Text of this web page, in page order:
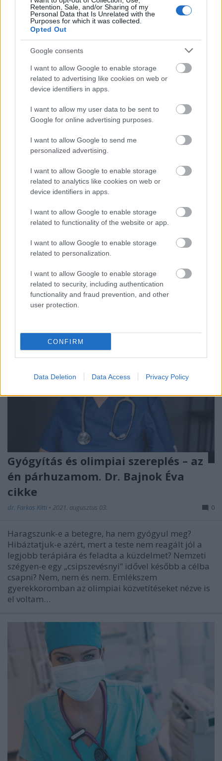
Retention, Sale, and/or Sharing of my
Personal Data that Is Unrelated with the
Purposes for which it was collected.
Opted Out
Google consents
I want to allow Google to enable storage
related to advertising like cookies on web or
device identifiers in apps.
I want to allow my user data to be sent to
Google for online advertising purposes.
I want to allow Google to send me
personalized advertising.
I want to allow Google to enable storage
related to analytics like cookies on web or
device identifiers in apps.
I want to allow Google to enable storage
related to functionality of the website or app.
I want to allow Google to enable storage
related to personalization.
I want to allow Google to enable storage
related to security, including authentication
functionality and fraud prevention, and other
user protection.
CONFIRM
Data Deletion Data Access Privacy Policy
nyaralási szezon után
dr. Farkas Kitti• 2021. augusztus 24.
Nyaralás alatt természetes, hogy többet ettünk,
nasiztunk, mint a hétköznapok idején. Amikor
hazatérünk, jellemzően éhesebbek vagyunk, ha
(nagyon helyesen) nem folytatjuk a dőzsölést. Sokan
álomalakjukat. Éppen ezért itt az ideje, hogy
beszéljünk a…
Gyógyítás és olimpiai szereplés – az
én párhuzamom. Dr. Bajnok Éva
cikke
dr. Farkas Kitti • 2021. augusztus 03. 0
Haragszunk-e a betegre, ha nem gyógyul meg?
Hibáztatjuk-e azért, mert a teste nem reagált jól a
legjobb terápiára és feladta a küzdelmet? Nemzeti
szégyen-e egy „csipszevésnyi” idővel később a célba
csapni? Nem, nem és nem. Emlékszem
gyerekkoromban az olimpiai közvetítéseket nézve is
el voltam…